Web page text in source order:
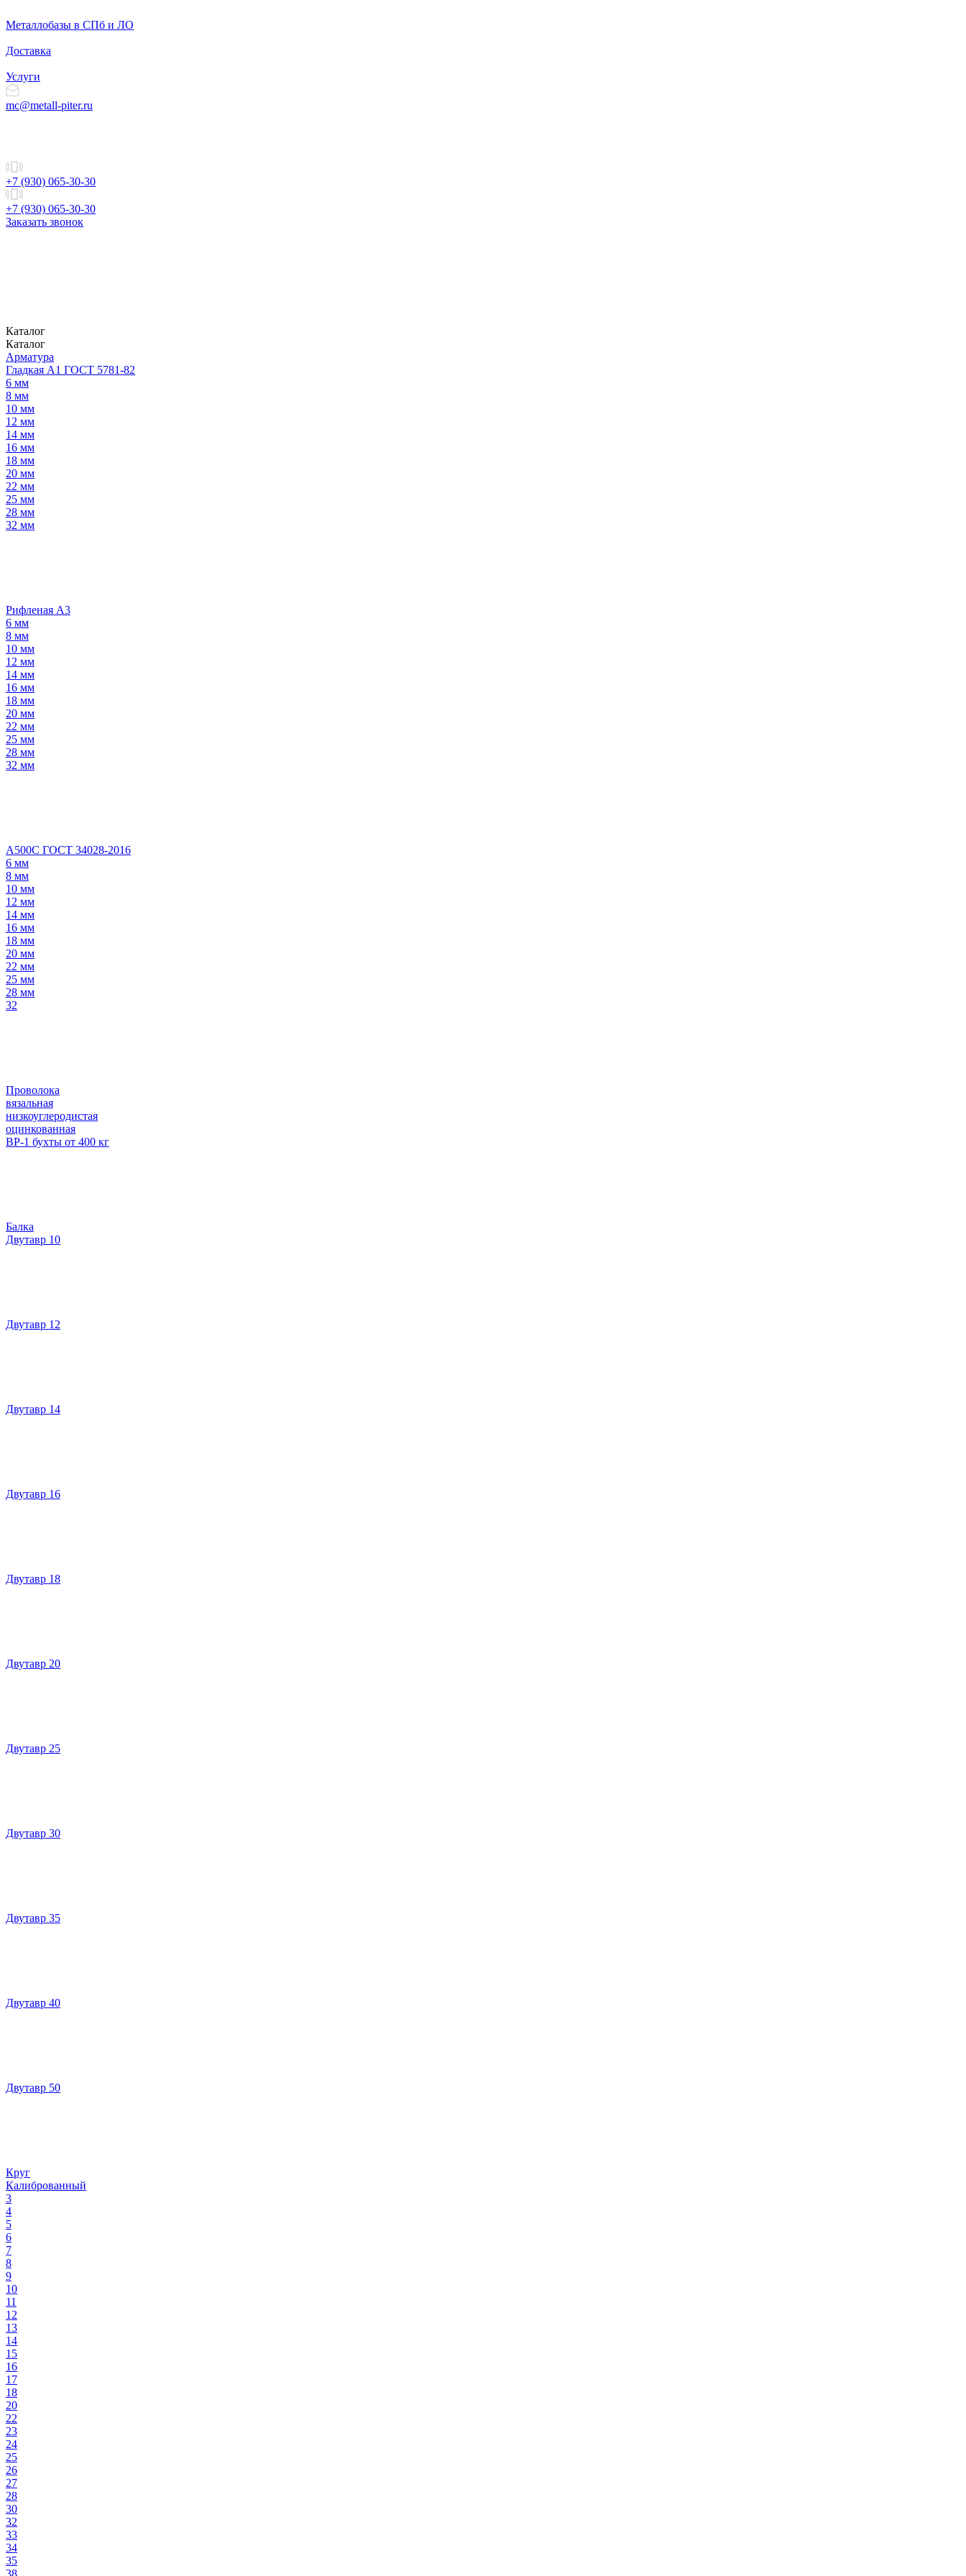
Металлобазы в СПб и ЛО
Доставка
Услуги
mc@metall-piter.ru
+7 (930) 065-30-30
+7 (930) 065-30-30
Заказать звонок
Каталог
Каталог
Арматура
Гладкая А1 ГОСТ 5781-82
6 мм
8 мм
10 мм
12 мм
14 мм
16 мм
18 мм
20 мм
22 мм
25 мм
28 мм
32 мм
Рифленая А3
6 мм
8 мм
10 мм
12 мм
14 мм
16 мм
18 мм
20 мм
22 мм
25 мм
28 мм
32 мм
А500С ГОСТ 34028-2016
6 мм
8 мм
10 мм
12 мм
14 мм
16 мм
18 мм
20 мм
22 мм
25 мм
28 мм
32
Проволока
вязальная
низкоуглеродистая
оцинкованная
ВР-1 бухты от 400 кг
Балка
Двутавр 10
Двутавр 12
Двутавр 14
Двутавр 16
Двутавр 18
Двутавр 20
Двутавр 25
Двутавр 30
Двутавр 35
Двутавр 40
Двутавр 50
Круг
Калиброванный
3
4
5
6
7
8
9
10
11
12
13
14
15
16
17
18
20
22
23
24
25
26
27
28
30
32
33
34
35
38